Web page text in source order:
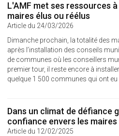
L'AMF met ses ressources
maires élus ou réélus
Article du 24/03/2026
Dimanche prochain, la totalité des
après l’installation des conseils
de communes où les conseillers
premier tour, il reste encore à
quelque 1 500 communes qui ont eu
Dans un climat de défiance
confiance envers les maires
Article du 12/02/2025